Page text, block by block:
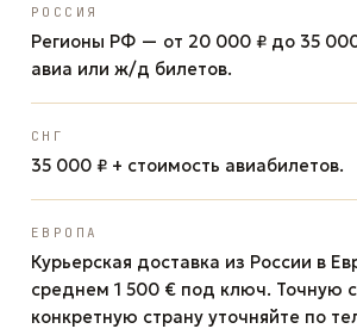
РОССИЯ
Регионы РФ — от 20 000 ₽ до 35
авиа или ж/д билетов.
СНГ
35 000 ₽ + стоимость авиабилетов.
ЕВРОПА
Курьерская доставка из России в
среднем 1 500 € под ключ. Точную
конкретную страну уточняйте по